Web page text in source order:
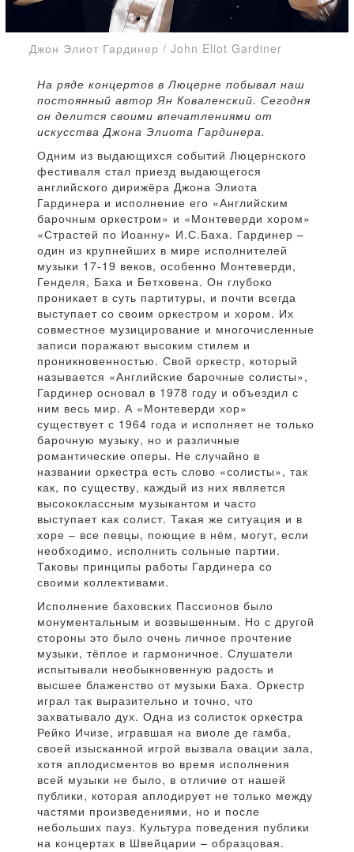
Джон Элиот Гардинер / John Eliot Gardiner
На ряде концертов в Люцерне побывал наш
постоянный автор Ян Коваленский. Сегодня
он делится своими впечатлениями от
искусства Джона Элиота Гардинера.
Одним из выдающихся событий Люцернского
фестиваля стал приезд выдающегося
английского дирижёра Джона Элиота
Гардинера и исполнение его «Английским
барочным оркестром» и «Монтеверди хором»
«Страстей по Иоанну» И.С.Баха. Гардинер –
один из крупнейших в мире исполнителей
музыки 17-19 веков, особенно Монтеверди,
Генделя, Баха и Бетховена. Он глубоко
проникает в суть партитуры, и почти всегда
выступает со своим оркестром и хором. Их
совместное музицирование и многочисленные
записи поражают высоким стилем и
проникновенностью. Свой оркестр, который
называется «Английские барочные солисты»,
Гардинер основал в 1978 году и объездил с
ним весь мир. А «Монтеверди хор»
существует с 1964 года и исполняет не только
барочную музыку, но и различные
романтические оперы. Не случайно в
названии оркестра есть слово «солисты», так
как, по существу, каждый из них является
высококлассным музыкантом и часто
выступает как солист. Такая же ситуация и в
хоре – все певцы, поющие в нём, могут, если
необходимо, исполнить сольные партии.
Таковы принципы работы Гардинера со
своими коллективами.
Исполнение баховских Пассионов было
монументальным и возвышенным. Но с другой
стороны это было очень личное прочтение
музыки, тёплое и гармоничное. Слушатели
испытывали необыкновенную радость и
высшее блаженство от музыки Баха. Оркестр
играл так выразительно и точно, что
захватывало дух. Одна из солисток оркестра
Рейко Ичизе, игравшая на виоле де гамба,
своей изысканной игрой вызвала овации зала,
хотя аплодисментов во время исполнения
всей музыки не было, в отличие от нашей
публики, которая аплодирует не только между
частями произведениями, но и после
небольших пауз. Культура поведения публики
на концертах в Швейцарии – образцовая.